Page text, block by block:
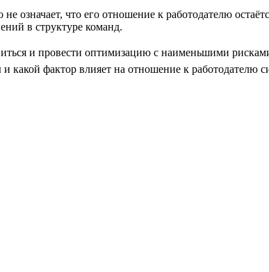
означает, что его отношение к работодателю
в структуре команд.
и провести оптимизацию с наименьшими
фактор влияет на отношение к работодателю